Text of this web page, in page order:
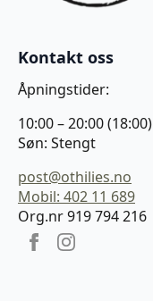
Kontakt oss
Åpningstider:
10:00 – 20:00 (18:00)
Søn: Stengt
post@othilies.no
Mobil: 402 11 689
Org.nr 919 794 216